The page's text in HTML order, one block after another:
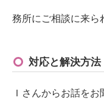
務所にご相談に来ら
対応と解決方法
Ｉさんからお話を